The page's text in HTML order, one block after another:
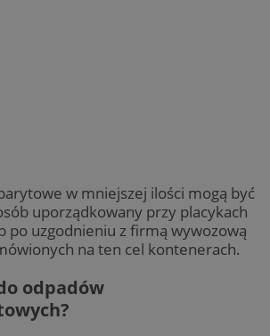
w mniejszej ilości mogą być
uporządkowany przy placykach
po uzgodnieniu z firmą wywozową
na ten cel kontenerach.
odpadów